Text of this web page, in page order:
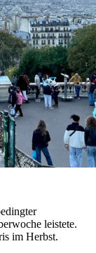
leistete.
im Herbst.